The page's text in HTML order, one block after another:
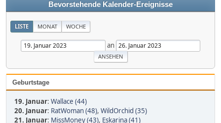
Bevorstehende Kalender-Ereignisse
LISTE MONAT WOCHE
an
Geburtstage
19. Januar: Wallace (44)
20. Januar: RatWoman (48), WildOrchid (35)
21. Januar: MissMoney (43), Eskarina (41)